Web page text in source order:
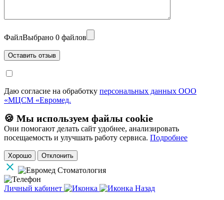
ФайлВыбрано 0 файлов
Даю согласие на обработку персональных данных ООО
«МЦСМ «Евромед.
🍪 Мы используем файлы cookie
Они помогают делать сайт удобнее, анализировать
посещаемость и улучшать работу сервиса. Подробнее
Хорошо Отклонить
Личный кабинет
Назад